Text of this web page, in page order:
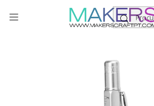
Início Personalizados
Caneta Multiferramentas Prateada